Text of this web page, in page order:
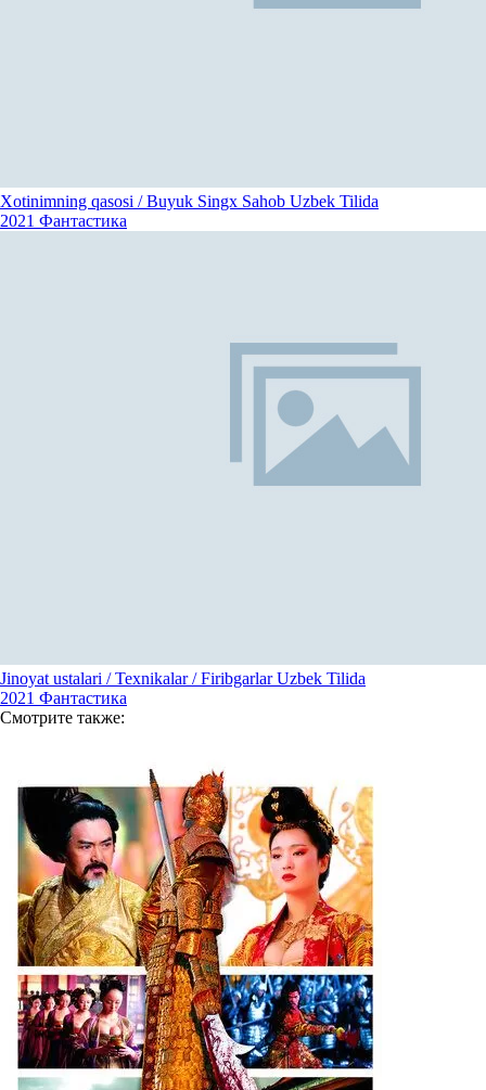
Xotinimning qasosi / Buyuk Singx Sahob Uzbek Tilida
2021 Фантастика
Jinoyat ustalari / Texnikalar / Firibgarlar Uzbek Tilida
2021 Фантастика
Смотрите также: